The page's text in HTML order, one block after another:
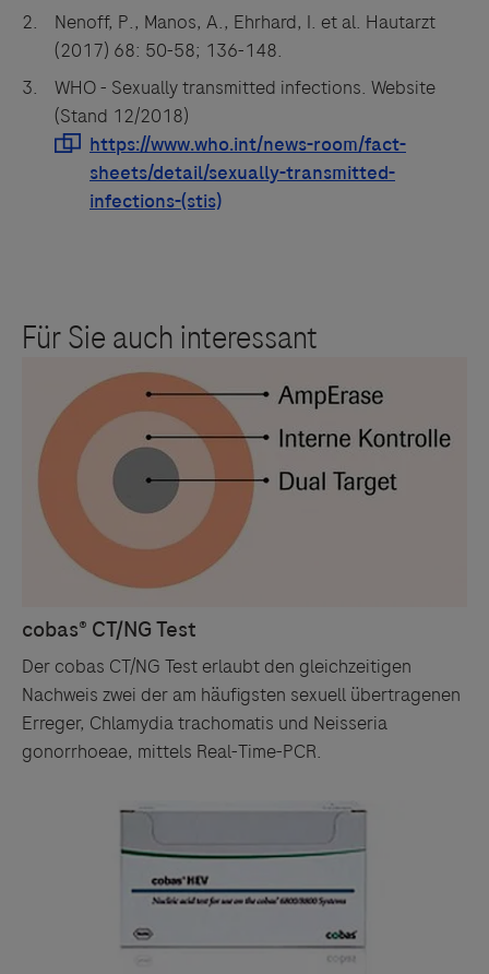
Nenoff, P., Manos, A., Ehrhard, I. et al. Hautarzt
(2017) 68: 50-58; 136-148.
WHO - Sexually transmitted infections. Website
(Stand 12/2018)